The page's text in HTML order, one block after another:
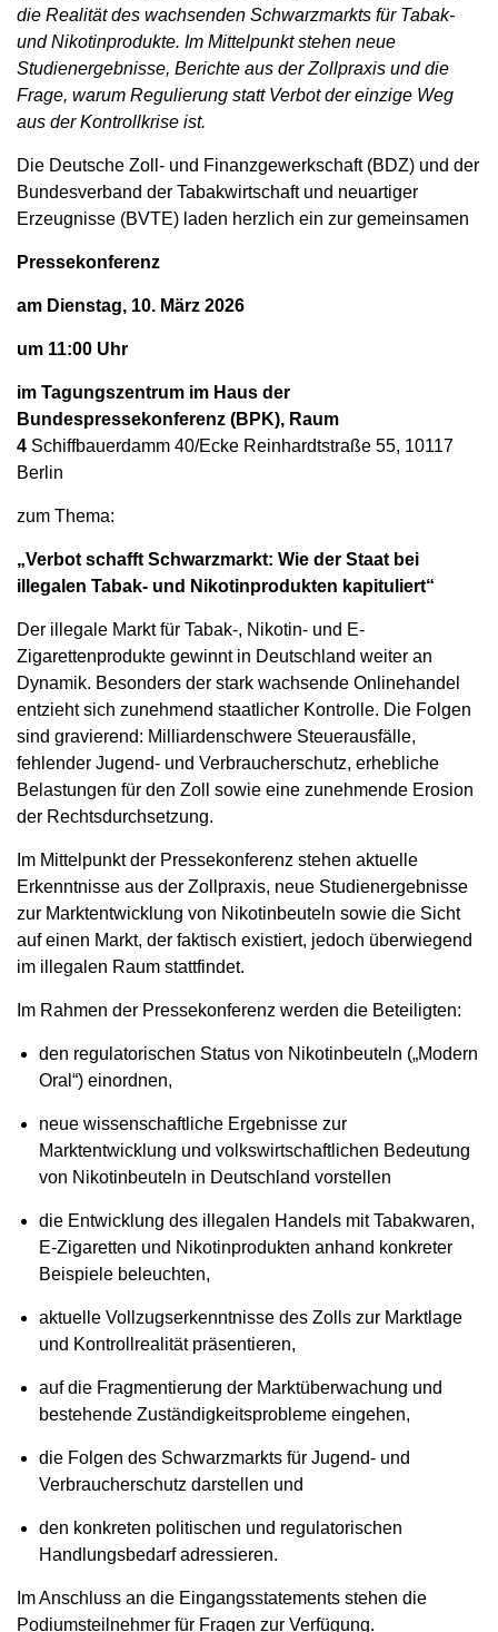
die Realität des wachsenden Schwarzmarkts für Tabak-
und Nikotinprodukte. Im Mittelpunkt stehen neue
Studienergebnisse, Berichte aus der Zollpraxis und die
Frage, warum Regulierung statt Verbot der einzige Weg
aus der Kontrollkrise ist.
Die Deutsche Zoll- und Finanzgewerkschaft (BDZ) und der
Bundesverband der Tabakwirtschaft und neuartiger
Erzeugnisse (BVTE) laden herzlich ein zur gemeinsamen
Pressekonferenz
am Dienstag, 10. März 2026
um 11:00 Uhr
im Tagungszentrum im Haus der
Bundespressekonferenz (BPK), Raum
4 Schiffbauerdamm 40/Ecke Reinhardtstraße 55, 10117
Berlin
zum Thema:
„Verbot schafft Schwarzmarkt: Wie der Staat bei
illegalen Tabak- und Nikotinprodukten kapituliert“
Der illegale Markt für Tabak-, Nikotin- und E-
Zigarettenprodukte gewinnt in Deutschland weiter an
Dynamik. Besonders der stark wachsende Onlinehandel
entzieht sich zunehmend staatlicher Kontrolle. Die Folgen
sind gravierend: Milliardenschwere Steuerausfälle,
fehlender Jugend- und Verbraucherschutz, erhebliche
Belastungen für den Zoll sowie eine zunehmende Erosion
der Rechtsdurchsetzung.
Im Mittelpunkt der Pressekonferenz stehen aktuelle
Erkenntnisse aus der Zollpraxis, neue Studienergebnisse
zur Marktentwicklung von Nikotinbeuteln sowie die Sicht
auf einen Markt, der faktisch existiert, jedoch überwiegend
im illegalen Raum stattfindet.
Im Rahmen der Pressekonferenz werden die Beteiligten:
den regulatorischen Status von Nikotinbeuteln („Modern
Oral“) einordnen,
neue wissenschaftliche Ergebnisse zur
Marktentwicklung und volkswirtschaftlichen Bedeutung
von Nikotinbeuteln in Deutschland vorstellen
die Entwicklung des illegalen Handels mit Tabakwaren,
E-Zigaretten und Nikotinprodukten anhand konkreter
Beispiele beleuchten,
aktuelle Vollzugserkenntnisse des Zolls zur Marktlage
und Kontrollrealität präsentieren,
auf die Fragmentierung der Marktüberwachung und
bestehende Zuständigkeitsprobleme eingehen,
die Folgen des Schwarzmarkts für Jugend- und
Verbraucherschutz darstellen und
den konkreten politischen und regulatorischen
Handlungsbedarf adressieren.
Im Anschluss an die Eingangsstatements stehen die
Podiumsteilnehmer für Fragen zur Verfügung.